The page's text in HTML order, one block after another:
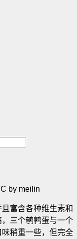
by meilin
富含各种维生素和
三个鹌鹑蛋与一个
稍重一些，但完全